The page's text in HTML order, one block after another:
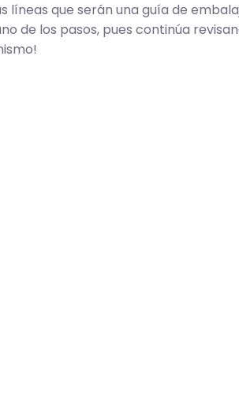
líneas que serán una guía de
de los pasos, pues continúa